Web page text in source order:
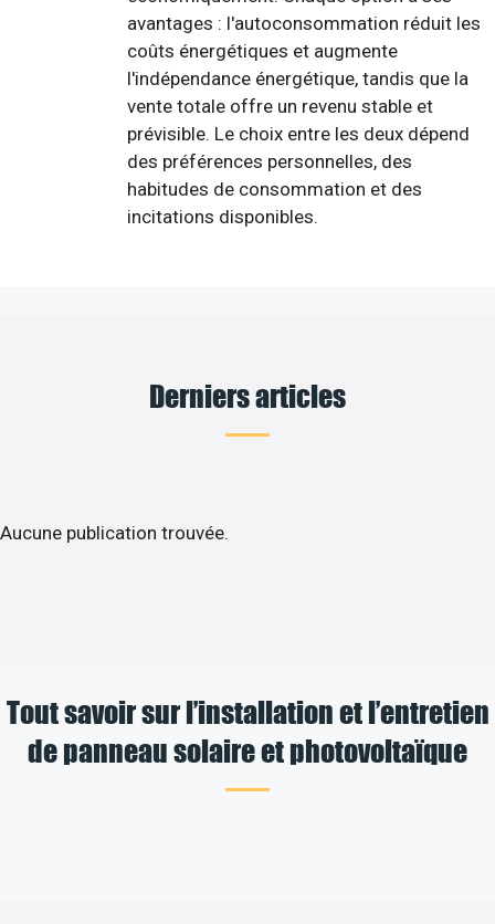
avantages : l'autoconsommation réduit les
coûts énergétiques et augmente
l'indépendance énergétique, tandis que la
vente totale offre un revenu stable et
prévisible. Le choix entre les deux dépend
des préférences personnelles, des
habitudes de consommation et des
incitations disponibles.
Derniers articles
Aucune publication trouvée.
Tout savoir sur l’installation et l’entretien
de panneau solaire et photovoltaïque